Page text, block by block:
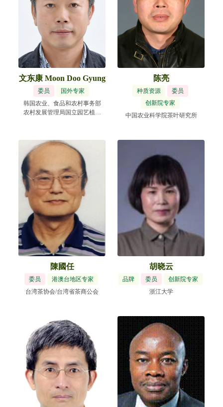
文东康 Moon Doo Gyung
委员
国外专家
韩国农业、食品和农村事务部
农村发展管理局国立园艺植物
Change and Agriculture, National
Institute of Horticultural and
Herbal Science, Rural
Development Administration
陈亮
种质资源
委员
创新院专家
中国农业科学院茶叶研究所
陳國任
委员
港澳台地区专家
台湾茶协会/台湾省茶商公会
胡晓云
品牌 委员
创新院专家
浙江大学